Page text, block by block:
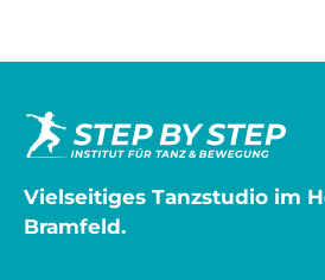
Vielseitiges Tanzstudio im
Bramfeld.